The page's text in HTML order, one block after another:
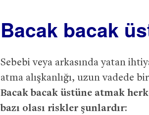
Bacak bacak
Sebebi veya arkasında yatan
atma alışkanlığı, uzun vadede
Bacak bacak üstüne atmak
bazı olası riskler şunlardır: